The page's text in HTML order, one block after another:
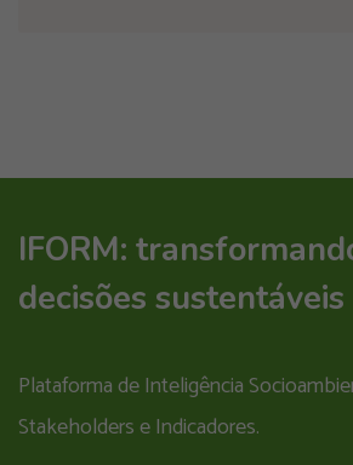
IFORM:
decisões sustentáveis
Plataforma de Inteligência
Stakeholders e Indicadores.